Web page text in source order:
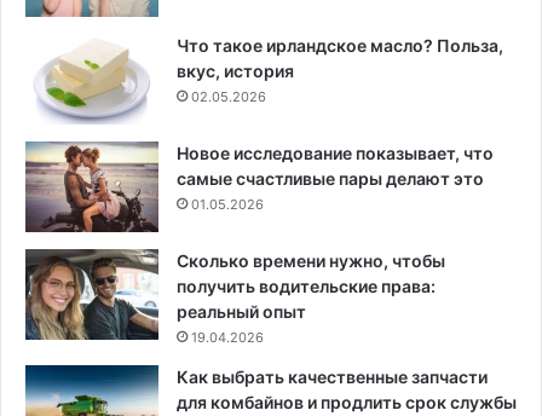
Что такое ирландское масло? Польза,
вкус, история
02.05.2026
Новое исследование показывает, что
самые счастливые пары делают это
01.05.2026
Сколько времени нужно, чтобы
получить водительские права:
реальный опыт
19.04.2026
Как выбрать качественные запчасти
для комбайнов и продлить срок службы